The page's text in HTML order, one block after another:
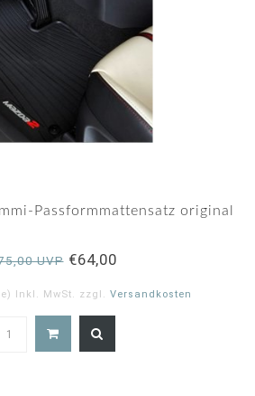
Passformmattensatz original
UVP€64,00
Inkl. MwSt. zzgl. Versandkosten